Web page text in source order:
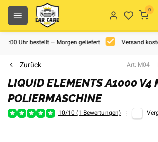
0
Uhr bestellt – Morgen geliefert Versand
Zurück Art: M04
LIQUID ELEMENTS A1000 V4
POLIERMASCHINE
10/10 (1 Bewertungen)